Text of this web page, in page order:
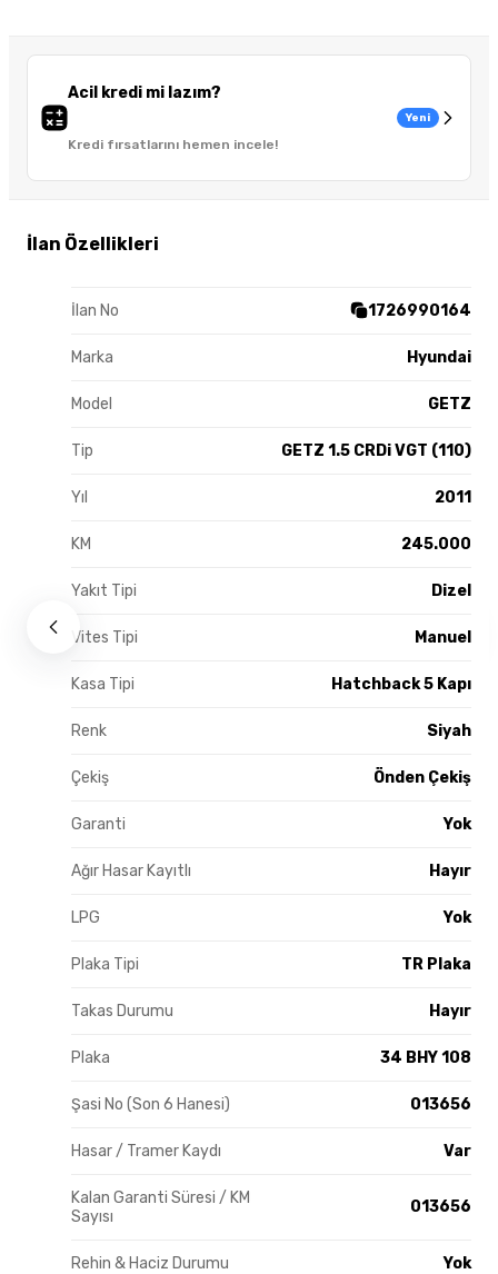
Acil kredi mi lazım?
Kredi fırsatlarını hemen incele!
Yeni
İlan Özellikleri
İlan No 1726990164
Marka Hyundai
Model GETZ
Tip GETZ 1.5 CRDi VGT (110)
Yıl 2011
KM 245.000
Yakıt Tipi Dizel
Vites Tipi Manuel
Kasa Tipi Hatchback 5 Kapı
Renk Siyah
Çekiş Önden Çekiş
Garanti Yok
Ağır Hasar Kayıtlı Hayır
LPG Yok
Plaka Tipi TR Plaka
Takas Durumu Hayır
Plaka 34 BHY 108
Şasi No (Son 6 Hanesi) 013656
Hasar / Tramer Kaydı Var
Kalan Garanti Süresi / KM
Sayısı
013656
Rehin & Haciz Durumu Yok